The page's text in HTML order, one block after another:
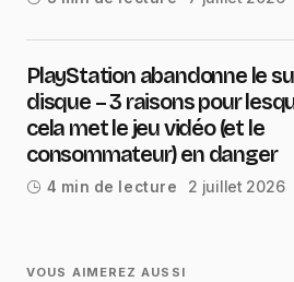
PlayStation abandonne le
disque – 3 raisons pour
cela met le jeu vidéo (et le
consommateur) en danger
4 min de lecture 2 juillet 2026
VOUS AIMEREZ AUSSI